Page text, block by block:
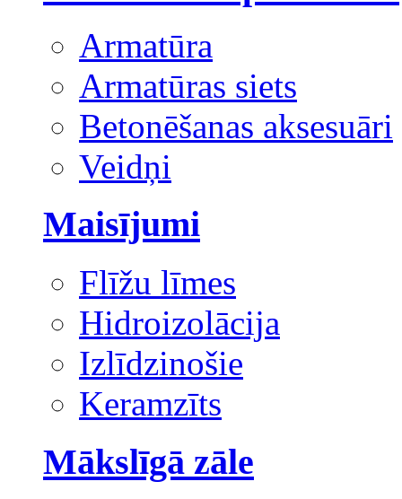
Armatūra
Armatūras siets
Betonēšanas aksesuāri
Veidņi
Maisījumi
Flīžu līmes
Hidroizolācija
Izlīdzinošie
Keramzīts
Mākslīgā zāle